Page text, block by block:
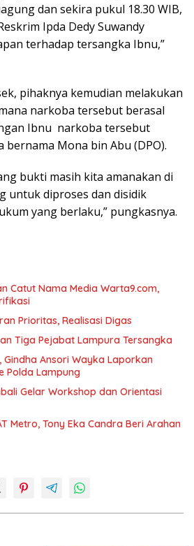
dan sekira pukul 18.30 WIB,
Ipda Dedy Suwandy
terhadap tersangka Ibnu,”
pihaknya kemudian melakukan
narkoba tersebut berasal
Ibnu narkoba tersebut
Mona bin Abu (DPO).
bukti masih kita amanakan di
untuk diproses dan disidik
yang berlaku,” pungkasnya.
Catut Nama Media Warta9.com,
Prioritas, Realisasi Digas
Tiga Pejabat Lampura Tersangka
Gindha Ansori Wayka Laporkan
Polda Lampung
Gelar Workshop dan Orientasi
Metro, Tony Eka Candra Beri Arahan